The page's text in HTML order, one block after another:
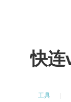
快连
工具